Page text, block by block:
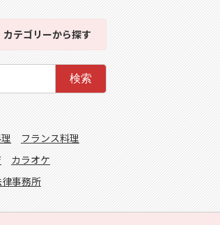
カテゴリーから探す
検索
フランス料理
カラオケ
事務所